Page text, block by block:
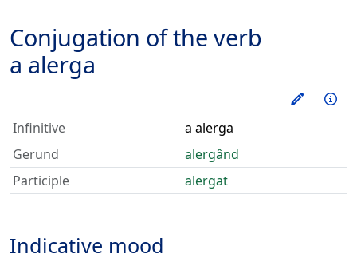
Conjugation of the verb
a alerga
Train
Infinitive
a alerga
Gerund
alergând
Participle
alergat
Indicative mood